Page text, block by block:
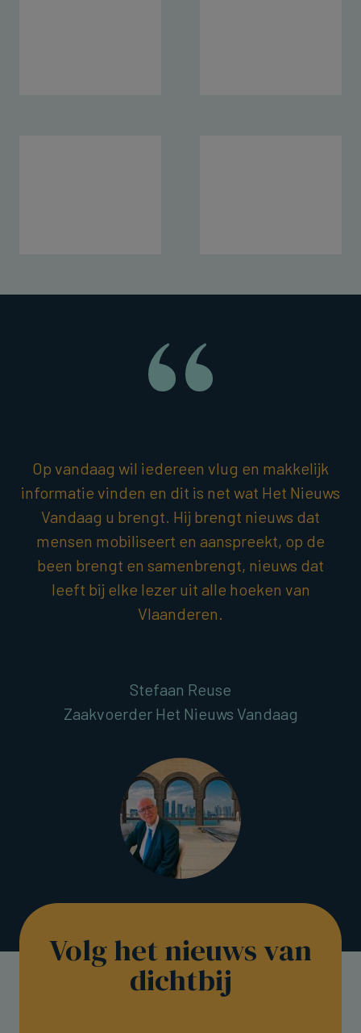
Op vandaag wil iedereen vlug en makkelijk
informatie vinden en dit is net wat Het Nieuws
Vandaag u brengt. Hij brengt nieuws dat
mensen mobiliseert en aanspreekt, op de
been brengt en samenbrengt, nieuws dat
leeft bij elke lezer uit alle hoeken van
Vlaanderen.
Stefaan Reuse
Zaakvoerder Het Nieuws Vandaag
Volg het nieuws van
dichtbij